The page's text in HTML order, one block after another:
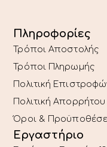
Πληροφορίες
Τρόποι Αποστολής
Τρόποι Πληρωμής
Πολιτική
Πολιτική Απορρήτου
Όροι &
Εργαστήριο